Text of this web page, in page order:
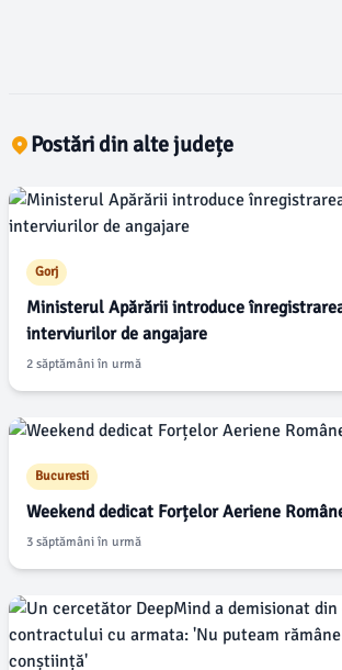
Postări din alte județe
Gorj
Ministerul Apărării introduce
interviurilor de angajare
2 săptămâni în urmă
Bucuresti
Weekend dedicat Forțelor Aeriene
3 săptămâni în urmă